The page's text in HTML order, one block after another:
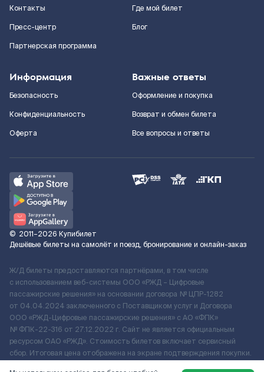
Контакты
Пресс-центр
Партнерская программа
Где мой билет
Блог
Информация
Безопасность
Конфиденциальность
Оферта
Важные ответы
Оформление и покупка
Возврат и обмен билета
Все вопросы и ответы
© 2011–2026 Купибилет
Дешёвые билеты на самолёт и поезд, бронирование и онлайн-заказ
Ж/Д билеты предоставляются партнёрами, в том числе
с использованием веб-системы ООО «РЖД – Цифровые
пассажирские решения» на основании договора № ЦПР-1282
от 04.04.2024 заключенного с Поставщиком услуг и Договора
ООО «РЖД-Цифровые пассажирские решения» c АО «ФПК»
№ ФПК-22-316 от 27.12.2022 г. Сайт не является официальным
ресурсом ОАО «РЖД». Стоимость билетов включает сервисный
сбор. Итоговая цена отображена на экране подтверждения покупки.